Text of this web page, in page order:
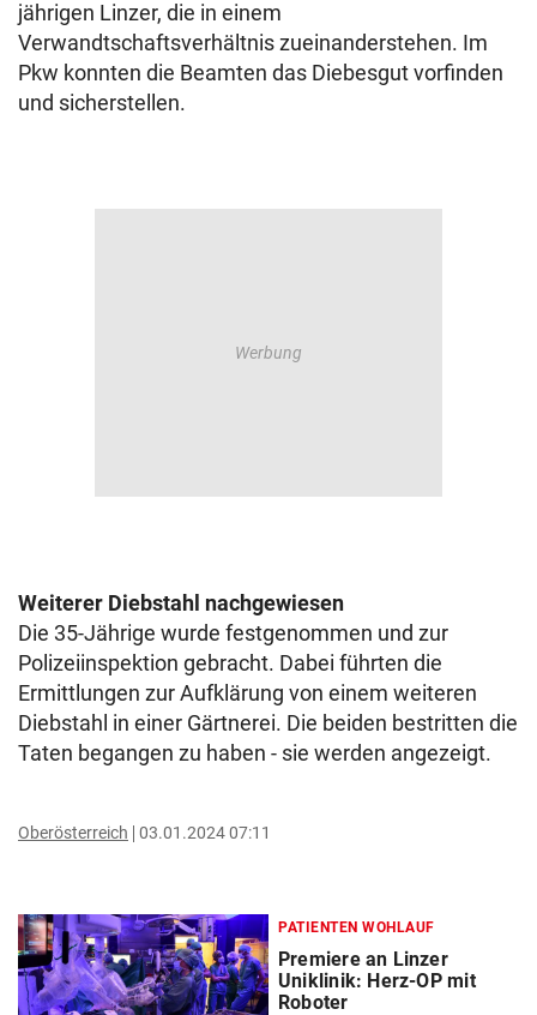
jährigen Linzer, die in einem
Verwandtschaftsverhältnis zueinanderstehen. Im
Pkw konnten die Beamten das Diebesgut vorfinden
und sicherstellen.
Weiterer Diebstahl nachgewiesen
Die 35-Jährige wurde festgenommen und zur
Polizeiinspektion gebracht. Dabei führten die
Ermittlungen zur Aufklärung von einem weiteren
Diebstahl in einer Gärtnerei. Die beiden bestritten die
Taten begangen zu haben - sie werden angezeigt.
Oberösterreich 03.01.2024 07:11
PATIENTEN WOHLAUF
Premiere an Linzer
Uniklinik: Herz-OP mit
Roboter